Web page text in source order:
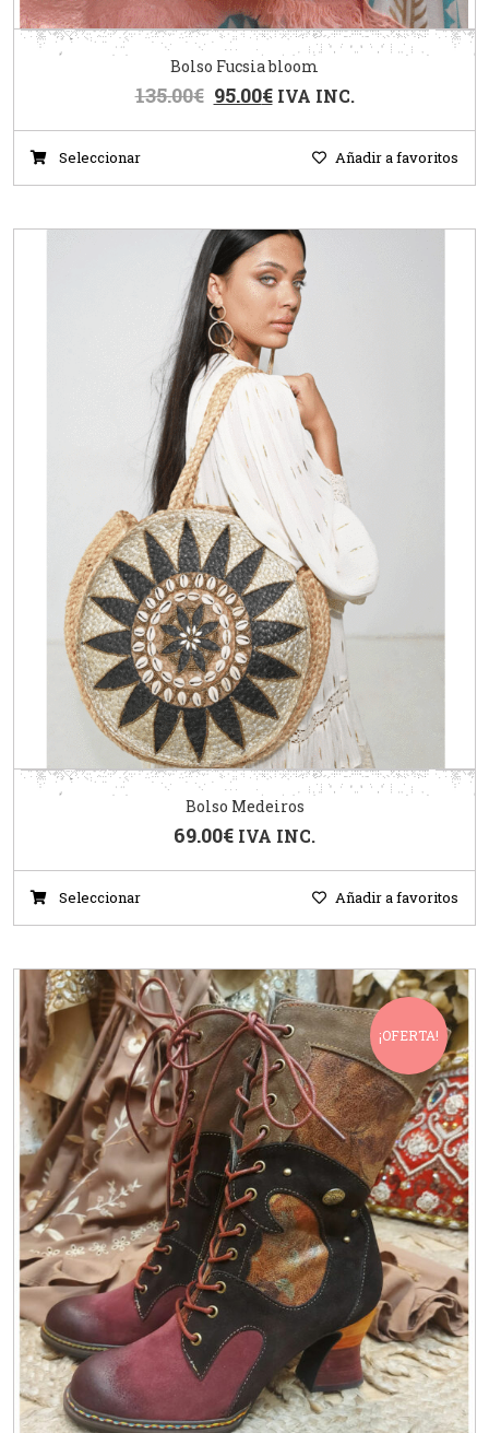
Bolso Fucsia bloom
135.00€ 95.00€ IVA INC.
Seleccionar Añadir a favoritos
Bolso Medeiros
69.00€ IVA INC.
Seleccionar Añadir a favoritos
¡OFERTA!